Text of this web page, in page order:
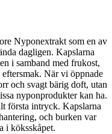
Nyponextrakt som en av
dagligen. Kapslarna
i samband med frukost,
När vi öppnade
och svagt bärig doft, utan
nyponprodukter kan ha.
första intryck. Kapslarna
och burken var
i köksskåpet.